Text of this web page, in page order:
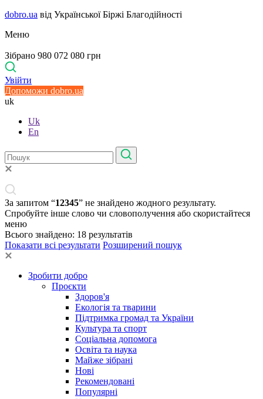
dobro.ua від Української Біржі Благодійності
Меню
Зібрано 980 072 080 грн
Увійти
Допоможи dobro.ua
uk
Uk
En
За запитом “12345” не знайдено жодного результату.
Спробуйте інше слово чи словополучення або скористайтеся
меню
Всього знайдено: 18 результатів
Показати всі результати Розширений пошук
Зробити добро
Проєкти
Здоров'я
Екологія та тварини
Підтримка громад та України
Культура та спорт
Соціальна допомога
Освіта та наука
Майже зібрані
Нові
Рекомендовані
Популярні